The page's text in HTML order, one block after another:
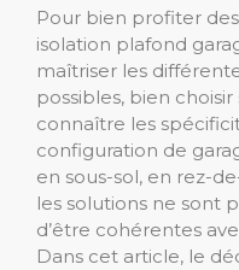
Pour bien profiter
isolation plafond
maîtriser les
possibles, bien
connaître les
configuration de
en sous-sol, en rez-
les solutions ne sont
d’être cohérentes
Dans cet article, le